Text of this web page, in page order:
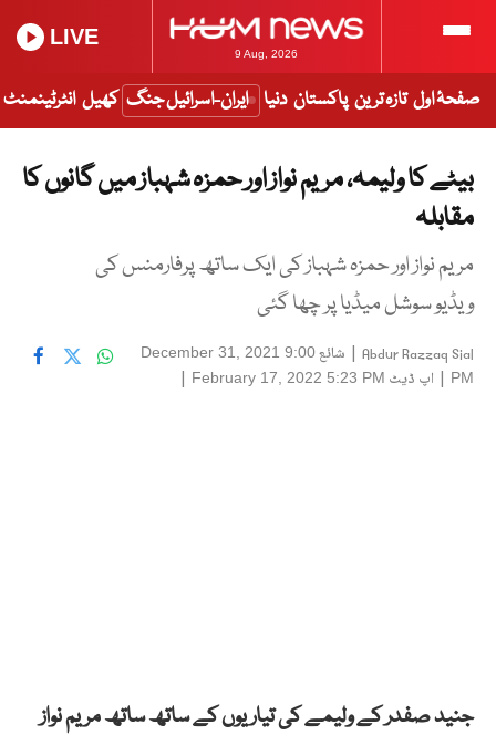
9 Aug, 2026
LIVE
صفحۂ اول تازہ ترین پاکستان دنیا ایران-اسرائیل جنگ کھیل انٹرٹینمنٹ
بیٹے کا ولیمہ، مریم نواز اور حمزہ شہباز میں گانوں کا
مقابلہ
مریم نواز اور حمزہ شہباز کی ایک ساتھ پرفارمنس کی
ویڈیو سوشل میڈیا پر چھا گئی
Abdur Razzaq Sial
| شائعDecember 31, 2021 9:00
PM
| اپ ڈیٹ February 17, 2022 5:23 PM
|
جنید صفدر کے ولیمے کی تیاریوں کے ساتھ ساتھ مریم نواز